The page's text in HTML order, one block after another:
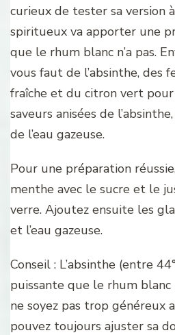
curieux de tester sa version à
spiritueux va apporter une
que le rhum blanc n’a pas.
vous faut de l’absinthe, des
fraîche et du citron vert
saveurs anisées de
de l’eau gazeuse.
Pour une préparation
menthe avec le sucre et le
verre. Ajoutez ensuite les
et l’eau gazeuse.
Conseil : L’absinthe (entre
puissante que le rhum blanc
ne soyez pas trop généreux
pouvez toujours ajuster sa